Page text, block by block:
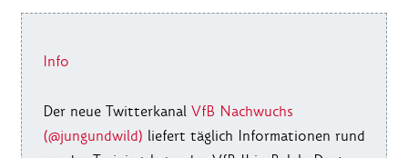
Info
Der neue Twitterkanal VfB Nachwuchs
(@jungundwild) liefert täglich Informationen rund